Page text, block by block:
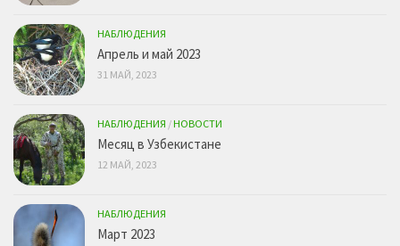
НАБЛЮДЕНИЯ
Апрель и май 2023
31 МАЙ, 2023
НАБЛЮДЕНИЯ /НОВОСТИ
Месяц в Узбекистане
12 МАЙ, 2023
НАБЛЮДЕНИЯ
Март 2023